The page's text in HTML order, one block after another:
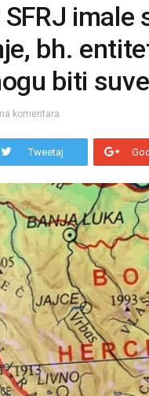
bh.
biti
komentara
Tweetaj